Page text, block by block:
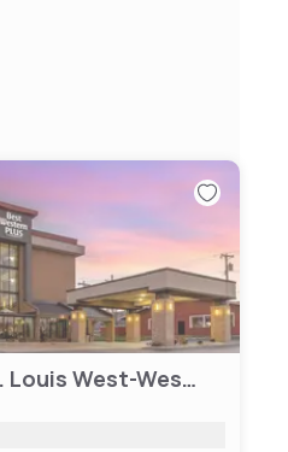
Best Western Plus St. Louis West-Westport